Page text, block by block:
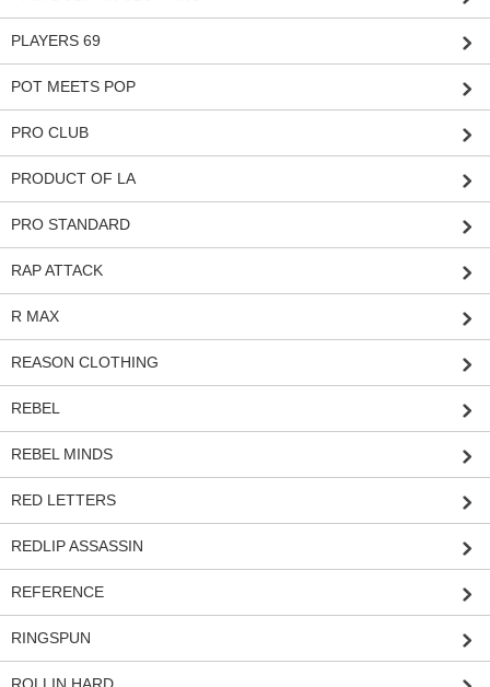
PLAYERS 69
POT MEETS POP
PRO CLUB
PRODUCT OF LA
PRO STANDARD
RAP ATTACK
R MAX
REASON CLOTHING
REBEL
REBEL MINDS
RED LETTERS
REDLIP ASSASSIN
REFERENCE
RINGSPUN
ROLLIN HARD